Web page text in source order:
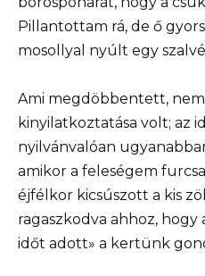
Pillantottam rá, de ő
mosollyal nyúlt egy
Ami megdöbbentett, nem
kinyilatkoztatása volt; az
nyilvánvalóan
amikor a feleségem
éjfélkor kicsúszott a kis
ragaszkodva ahhoz,
időt adott» a kertünk